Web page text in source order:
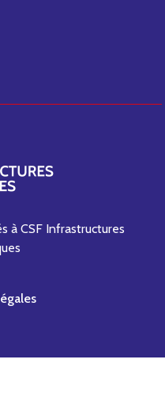
à CSF Infrastructures